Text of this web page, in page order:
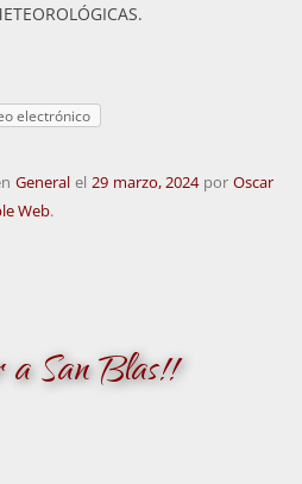
electrónico
General el 29 marzo, 2024porOscar
Web.
a San Blas!!